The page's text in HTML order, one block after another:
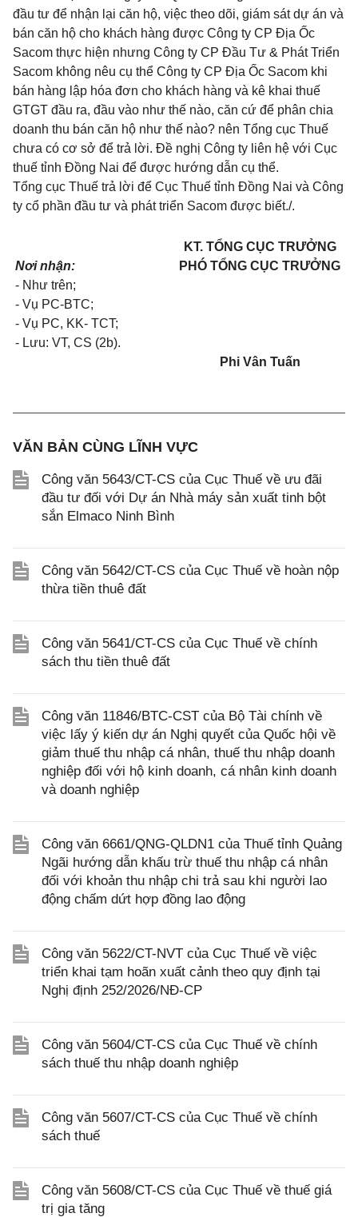
đầu tư để nhận lại căn hộ, việc theo dõi, giám sát dự án và
bán căn hộ cho khách hàng được Công ty CP Địa Ốc
Sacom thực hiện nhưng Công ty CP Đầu Tư & Phát Triển
Sacom không nêu cụ thể Công ty CP Địa Ốc Sacom khi
bán hàng lập hóa đơn cho khách hàng và kê khai thuế
GTGT đầu ra, đầu vào như thế nào, căn cứ để phân chia
doanh thu bán căn hộ như thế nào? nên Tổng cục Thuế
chưa có cơ sở để trả lời. Đề nghị Công ty liên hệ với Cục
thuế tỉnh Đồng Nai để được hướng dẫn cụ thể.
Tổng cục Thuế trả lời để Cục Thuế tỉnh Đồng Nai và Công
ty cổ phần đầu tư và phát triển Sacom được biết./.
Nơi nhận:
- Như trên;
- Vụ PC-BTC;
- Vụ PC, KK- TCT;
- Lưu: VT, CS (2b).
KT. TỔNG CỤC TRƯỞNG
PHÓ TỔNG CỤC TRƯỞNG
Phi Vân Tuấn
VĂN BẢN CÙNG LĨNH VỰC
Công văn 5643/CT-CS của Cục Thuế về ưu đãi
đầu tư đối với Dự án Nhà máy sản xuất tinh bột
sắn Elmaco Ninh Bình
Công văn 5642/CT-CS của Cục Thuế về hoàn nộp
thừa tiền thuê đất
Công văn 5641/CT-CS của Cục Thuế về chính
sách thu tiền thuê đất
Công văn 11846/BTC-CST của Bộ Tài chính về
việc lấy ý kiến dự án Nghị quyết của Quốc hội về
giảm thuế thu nhập cá nhân, thuế thu nhập doanh
nghiệp đối với hộ kinh doanh, cá nhân kinh doanh
và doanh nghiệp
Công văn 6661/QNG-QLDN1 của Thuế tỉnh Quảng
Ngãi hướng dẫn khấu trừ thuế thu nhập cá nhân
đối với khoản thu nhập chi trả sau khi người lao
động chấm dứt hợp đồng lao động
Công văn 5622/CT-NVT của Cục Thuế về việc
triển khai tạm hoãn xuất cảnh theo quy định tại
Nghị định 252/2026/NĐ-CP
Công văn 5604/CT-CS của Cục Thuế về chính
sách thuế thu nhập doanh nghiệp
Công văn 5607/CT-CS của Cục Thuế về chính
sách thuế
Công văn 5608/CT-CS của Cục Thuế về thuế giá
trị gia tăng